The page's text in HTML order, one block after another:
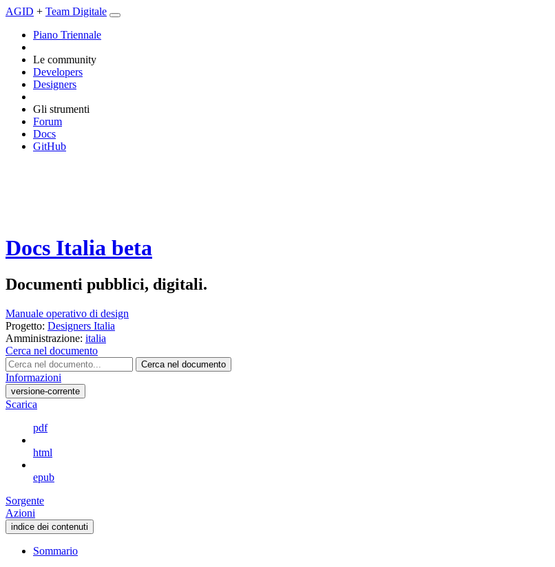
AGID + Team Digitale
Piano Triennale
Le community
Developers
Designers
Gli strumenti
Forum
Docs
GitHub
Docs Italia beta
Documenti pubblici, digitali.
Manuale operativo di design
Progetto: Designers Italia
Amministrazione: italia
Cerca nel documento
Cerca nel documento
Informazioni
versione-corrente
Scarica
pdf
html
epub
Sorgente
Azioni
indice dei contenuti
Sommario